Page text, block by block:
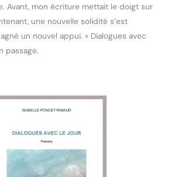
Avant, mon écriture mettait le doigt sur
une nouvelle solidité s’est
un nouvel appui. « Dialogues avec
passage.